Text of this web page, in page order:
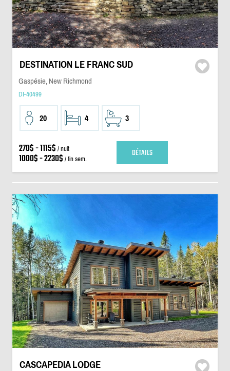
DESTINATION LE FRANC SUD
Gaspésie, New Richmond
DI-40499
20 4 3
270$ - 1115$ / nuit
1000$ - 2230$ / fin sem. DÉTAILS
CASCAPEDIA LODGE